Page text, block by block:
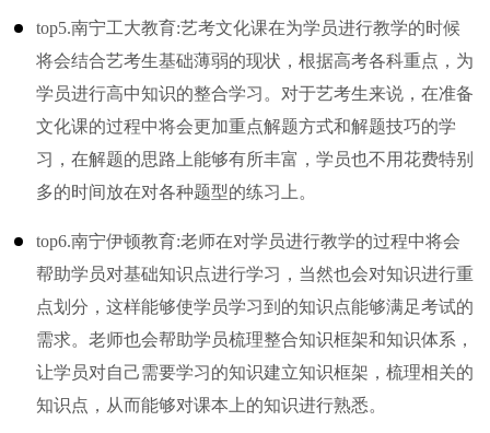
top5.南宁工大教育:艺考文化课在为学员进行教学的时候
将会结合艺考生基础薄弱的现状，根据高考各科重点，为
学员进行高中知识的整合学习。对于艺考生来说，在准备
文化课的过程中将会更加重点解题方式和解题技巧的学
习，在解题的思路上能够有所丰富，学员也不用花费特别
多的时间放在对各种题型的练习上。
top6.南宁伊顿教育:老师在对学员进行教学的过程中将会
帮助学员对基础知识点进行学习，当然也会对知识进行重
点划分，这样能够使学员学习到的知识点能够满足考试的
需求。老师也会帮助学员梳理整合知识框架和知识体系，
让学员对自己需要学习的知识建立知识框架，梳理相关的
知识点，从而能够对课本上的知识进行熟悉。